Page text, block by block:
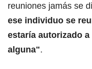
reuniones jamás se
ese individuo se
estaría autorizado
alguna".